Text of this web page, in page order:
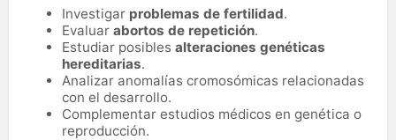
Investigar problemas de fertilidad.
Evaluar abortos de repetición.
Estudiar posibles alteraciones genéticas
hereditarias.
Analizar anomalías cromosómicas relacionadas
con el desarrollo.
Complementar estudios médicos en genética o
reproducción.